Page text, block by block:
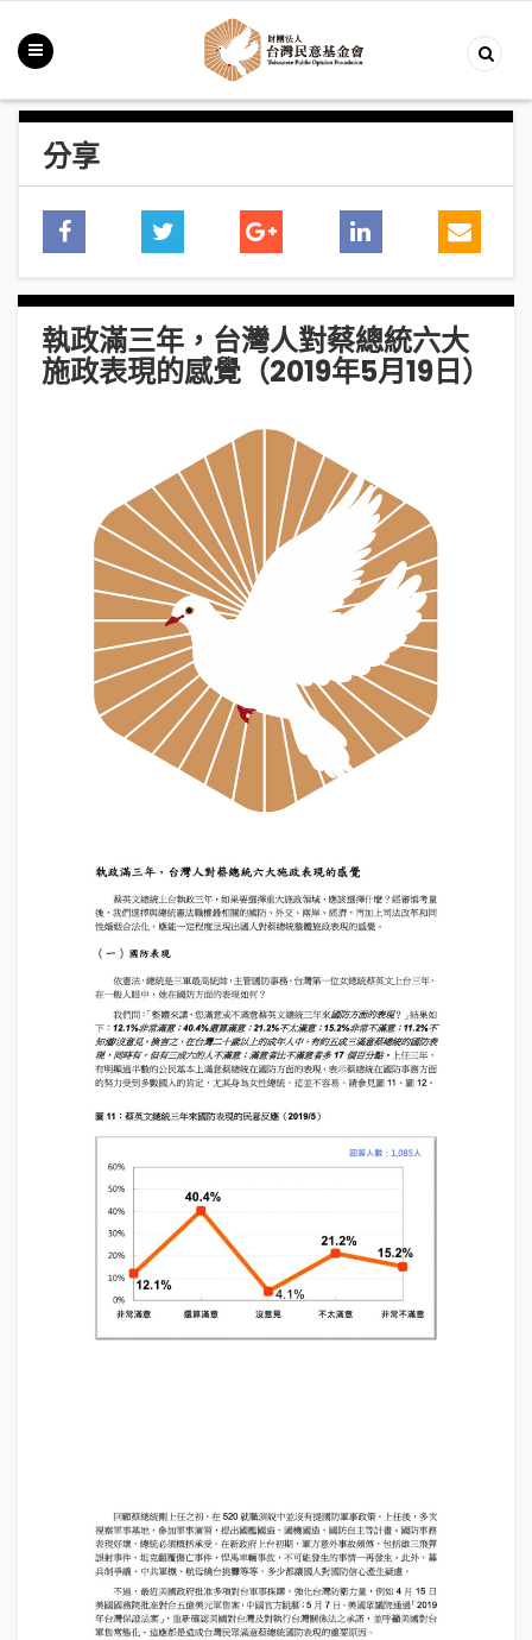
分享
執政滿三年，台灣人對蔡總統六大
施政表現的感覺（2019年5月19日）